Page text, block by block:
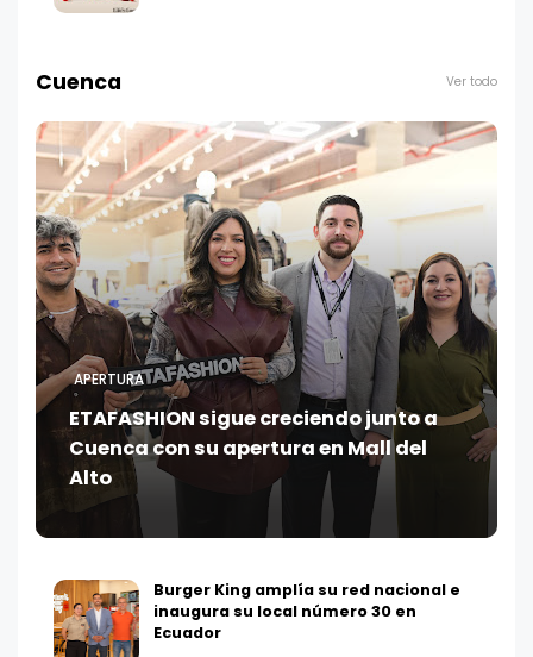
Cuenca Ver todo
APERTURA
ETAFASHION sigue creciendo junto a
Cuenca con su apertura en Mall del
Alto
Burger King amplía su red nacional e
inaugura su local número 30 en
Ecuador